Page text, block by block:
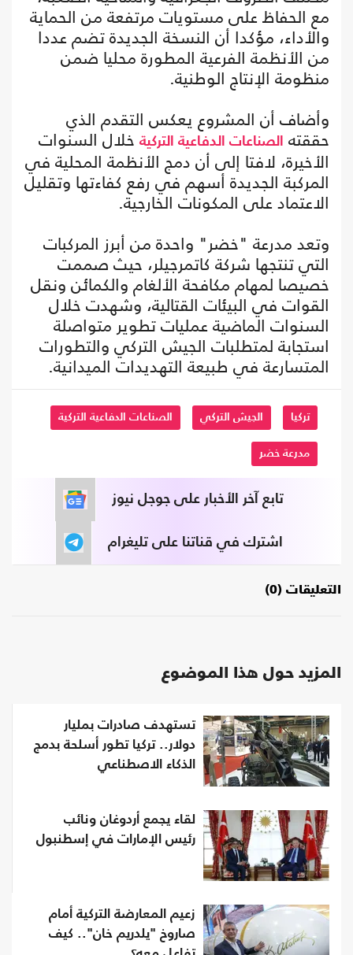
مع الحفاظ على مستويات مرتفعة من الحماية
والأداء، مؤكدا أن النسخة الجديدة تضم عددا
من الأنظمة الفرعية المطورة محليا ضمن
منظومة الإنتاج الوطنية.
وأضاف أن المشروع يعكس التقدم الذي
حققته الصناعات الدفاعية التركية خلال السنوات
الأخيرة، لافتا إلى أن دمج الأنظمة المحلية في
المركبة الجديدة أسهم في رفع كفاءتها وتقليل
الاعتماد على المكونات الخارجية.
وتعد مدرعة "خضر" واحدة من أبرز المركبات
التي تنتجها شركة كاتمرجيلر، حيث صممت
خصيصا لمهام مكافحة الألغام والكمائن ونقل
القوات في البيئات القتالية، وشهدت خلال
السنوات الماضية عمليات تطوير متواصلة
استجابة لمتطلبات الجيش التركي والتطورات
المتسارعة في طبيعة التهديدات الميدانية.
تركيا الجيش التركي الصناعات الدفاعية التركية
مدرعة خضر
تابع آخر الأخبار على جوجل نيوز
اشترك في قناتنا على تليغرام
التعليقات (0)
المزيد حول هذا الموضوع
تستهدف صادرات بمليار
دولار.. تركيا تطور أسلحة بدمج
الذكاء الاصطناعي
لقاء يجمع أردوغان ونائب
رئيس الإمارات في إسطنبول
زعيم المعارضة التركية أمام
صاروخ "يلدريم خان".. كيف